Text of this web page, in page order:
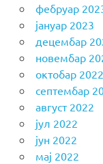
фебруар
јануар 2023
децембар
новембар
октобар 2022
септембар
август 2022
јул 2022
јун 2022
мај 2022